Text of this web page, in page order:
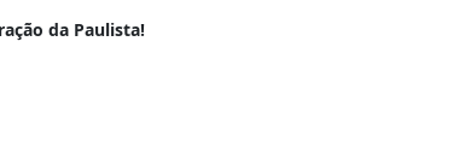
da Paulista!